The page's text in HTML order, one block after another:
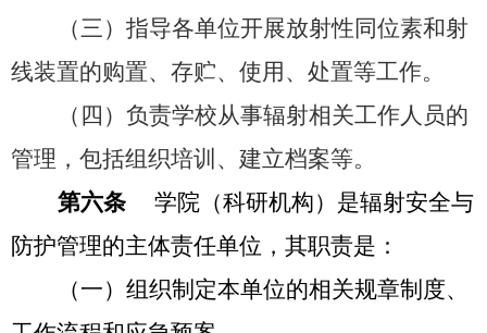
（三）指导各单位开展放射性同位素和射
线装置的购置、存贮、使用、处置等工作。
（四）负责学校从事辐射相关工作人员的
管理，包括组织培训、建立档案等。
第六条 学院（科研机构）是辐射安全与
防护管理的主体责任单位，其职责是：
（一） 组织制定本单位的相关规章制度、